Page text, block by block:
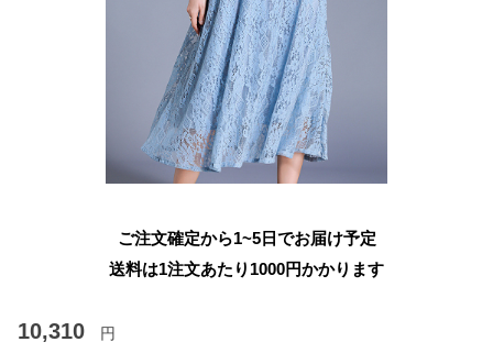
ご注文確定から1~5日でお届け予定
送料は1注文あたり 1000円かかります
10,310 円